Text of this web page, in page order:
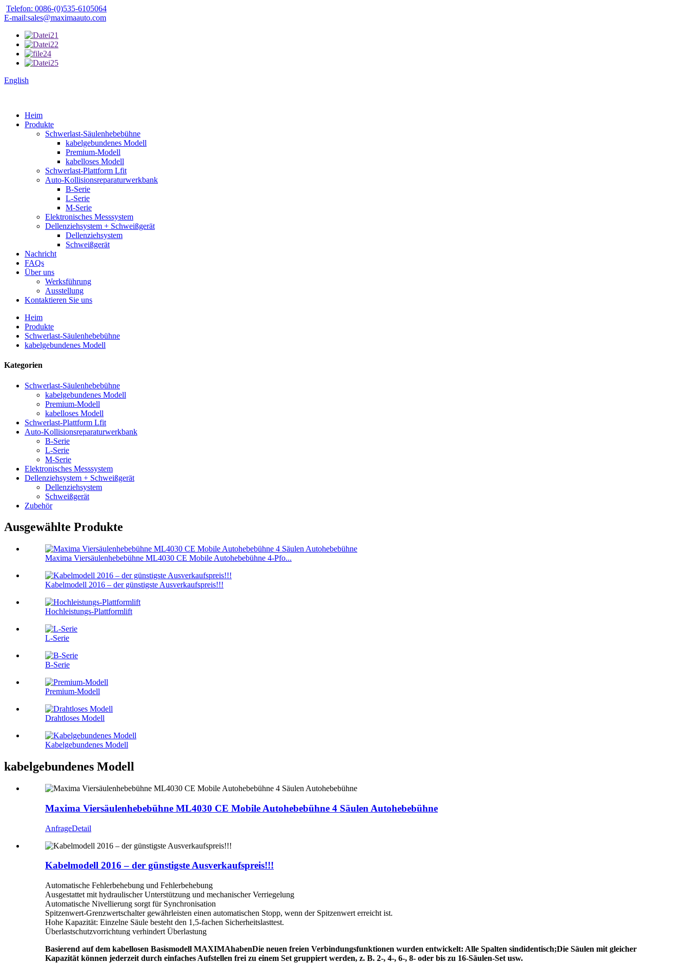
Telefon: 0086-(0)535-6105064
E-mail:sales@maximaauto.com
English
Heim
Produkte
Schwerlast-Säulenhebebühne
kabelgebundenes Modell
Premium-Modell
kabelloses Modell
Schwerlast-Plattform Lfit
Auto-Kollisionsreparaturwerkbank
B-Serie
L-Serie
M-Serie
Elektronisches Messsystem
Dellenziehsystem + Schweißgerät
Dellenziehsystem
Schweißgerät
Nachricht
FAQs
Über uns
Werksführung
Ausstellung
Kontaktieren Sie uns
Heim
Produkte
Schwerlast-Säulenhebebühne
kabelgebundenes Modell
Kategorien
Schwerlast-Säulenhebebühne
kabelgebundenes Modell
Premium-Modell
kabelloses Modell
Schwerlast-Plattform Lfit
Auto-Kollisionsreparaturwerkbank
B-Serie
L-Serie
M-Serie
Elektronisches Messsystem
Dellenziehsystem + Schweißgerät
Dellenziehsystem
Schweißgerät
Zubehör
Ausgewählte Produkte
Maxima Viersäulenhebebühne ML4030 CE Mobile Autohebebühne 4-Pfo...
Kabelmodell 2016 – der günstigste Ausverkaufspreis!!!
Hochleistungs-Plattformlift
L-Serie
B-Serie
Premium-Modell
Drahtloses Modell
Kabelgebundenes Modell
kabelgebundenes Modell
Maxima Viersäulenhebebühne ML4030 CE Mobile Autohebebühne 4 Säulen Autohebebühne
AnfrageDetail
Kabelmodell 2016 – der günstigste Ausverkaufspreis!!!
Automatische Fehlerbehebung und Fehlerbehebung
Ausgestattet mit hydraulischer Unterstützung und mechanischer Verriegelung
Automatische Nivellierung sorgt für Synchronisation
Spitzenwert-Grenzwertschalter gewährleisten einen automatischen Stopp, wenn der Spitzenwert erreicht ist.
Hohe Kapazität: Einzelne Säule besteht den 1,5-fachen Sicherheitslasttest.
Überlastschutzvorrichtung verhindert Überlastung
Basierend auf dem kabellosen Basismodell MAXIMAhabenDie neuen freien Verbindungsfunktionen wurden entwickelt: Alle Spalten sindidentisch;Die Säulen mit gleicher
Kapazität können jederzeit durch einfaches Aufstellen frei zu einem Set gruppiert werden, z. B. 2-, 4-, 6-, 8- oder bis zu 16-Säulen-Set usw.